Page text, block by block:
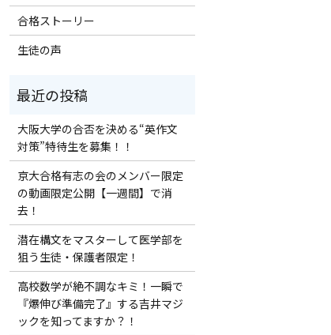
合格ストーリー
生徒の声
大阪大学の合否を決める“英作文
対策”特待生を募集！！
京大合格有志の会のメンバー限定
の動画限定公開【一週間】で消
去！
潜在構文をマスターして医学部を
狙う生徒・保護者限定！
高校数学が絶不調なキミ！一瞬で
『爆伸び準備完了』する吉井マジ
ックを知ってますか？！